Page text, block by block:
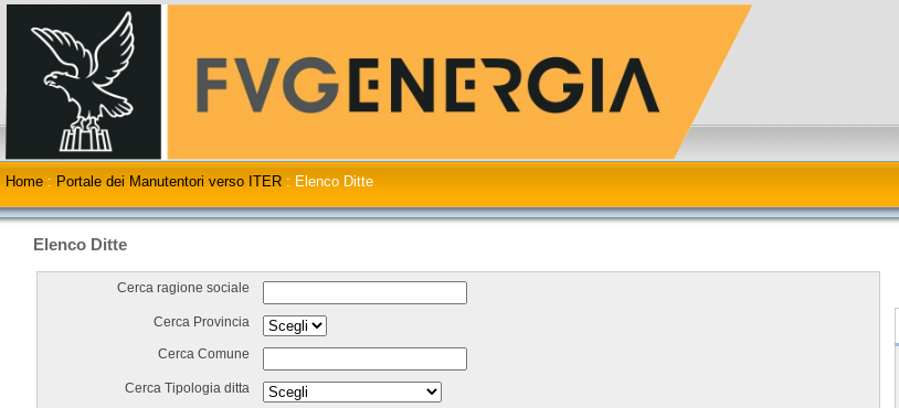
Home : Portale dei Manutentori verso ITER : Elenco Ditte
Elenco Ditte
Cerca ragione sociale
Cerca Provincia
Cerca Comune
Cerca Tipologia ditta